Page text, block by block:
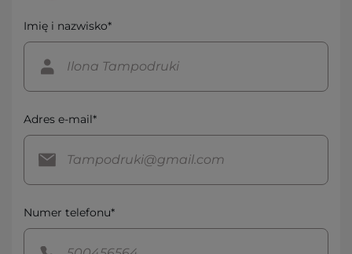
Imię i nazwisko*
Adres e-mail*
Numer telefonu*